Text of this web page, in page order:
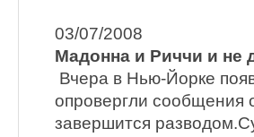
03/07/2008
Мадонна и Риччи и не
Вчера в Нью-Йорке
опровергли сообщения
завершится